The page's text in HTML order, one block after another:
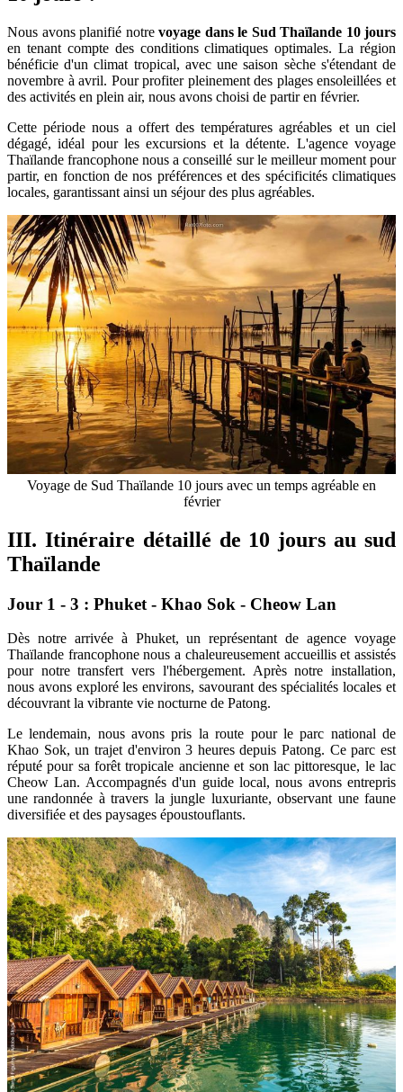
Nous avons planifié notrevoyage dans le Sud Thaïlande 10 jours
en tenant compte des conditions climatiques optimales. La région
bénéficie d'un climat tropical, avec une saison sèche s'étendant de
novembre à avril. Pour profiter pleinement des plages ensoleillées et
des activités en plein air, nous avons choisi de partir en février.
Cette période nous a offert des températures agréables et un ciel
dégagé, idéal pour les excursions et la détente. L'agence voyage
Thaïlande francophone nous a conseillé sur le meilleur moment pour
partir, en fonction de nos préférences et des spécificités climatiques
locales, garantissant ainsi un séjour des plus agréables.​
Voyage de Sud Thaïlande 10 jours avec un temps agréable en
février
III. Itinéraire détaillé de 10 jours au sud
Thaïlande
Jour 1 - 3 : Phuket - Khao Sok - Cheow Lan
Dès notre arrivée à Phuket, un représentant de agence voyage
Thaïlande francophone nous a chaleureusement accueillis et assistés
pour notre transfert vers l'hébergement. Après notre installation,
nous avons exploré les environs, savourant des spécialités locales et
découvrant la vibrante vie nocturne de Patong.​
Le lendemain, nous avons pris la route pour le parc national de
Khao Sok, un trajet d'environ 3 heures depuis Patong. Ce parc est
réputé pour sa forêt tropicale ancienne et son lac pittoresque, le lac
Cheow Lan. Accompagnés d'un guide local, nous avons entrepris
une randonnée à travers la jungle luxuriante, observant une faune
diversifiée et des paysages époustouflants.​